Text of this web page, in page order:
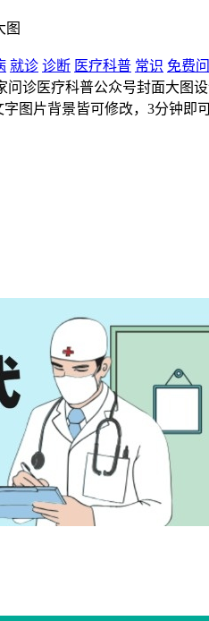
图
就诊 诊断 医疗科普 常识 免费
诊医疗科普公众号封面大图
图片背景皆可修改，3分钟